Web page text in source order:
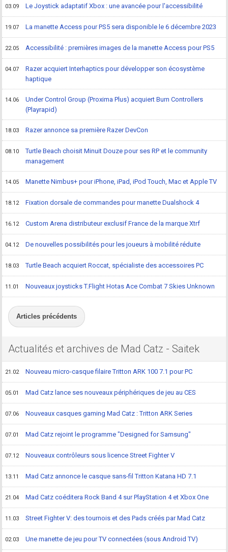
03.09 Le Joystick adaptatif Xbox : une avancée pour l'accessibilité
19.07 La manette Access pour PS5 sera disponible le 6 décembre 2023
22.05 Accessibilité : premières images de la manette Access pour PS5
04.07
Razer acquiert Interhaptics pour développer son écosystème
haptique
14.06
Under Control Group (Proxima Plus) acquiert Burn Controllers
(Playrapid)
18.03 Razer annonce sa première Razer DevCon
08.10
Turtle Beach choisit Minuit Douze pour ses RP et le community
management
14.05 Manette Nimbus+ pour iPhone, iPad, iPod Touch, Mac et Apple TV
18.12 Fixation dorsale de commandes pour manette Dualshock 4
16.12 Custom Arena distributeur exclusif France de la marque Xtrf
04.12 De nouvelles possibilités pour les joueurs à mobilité réduite
18.03 Turtle Beach acquiert Roccat, spécialiste des accessoires PC
11.01 Nouveaux joysticks T.Flight Hotas Ace Combat 7 Skies Unknown
Articles précédents
Actualités et archives de Mad Catz - Saitek
21.02 Nouveau micro-casque filaire Tritton ARK 100 7.1 pour PC
05.01 Mad Catz lance ses nouveaux périphériques de jeu au CES
07.06 Nouveaux casques gaming Mad Catz : Tritton ARK Series
07.01 Mad Catz rejoint le programme "Designed for Samsung"
07.12 Nouveaux contrôleurs sous licence Street Fighter V
13.11 Mad Catz annonce le casque sans-fil Tritton Katana HD 7.1
21.04 Mad Catz coéditera Rock Band 4 sur PlayStation 4 et Xbox One
11.03 Street Fighter V: des tournois et des Pads créés par Mad Catz
02.03 Une manette de jeu pour TV connectées (sous Android TV)